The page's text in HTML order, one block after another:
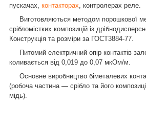
пускачах, контакторах , контролерах реле.
Виготовляються методом порошкової
срібломістких композицій із
Конструкція та розміри за ГОСТ3884-77.
Питомий електричний опір контактів
коливається від 0,019 до 0,07 мкОм/м.
Основне виробництво біметалевих
(робоча частина — срібло та його
мідь).